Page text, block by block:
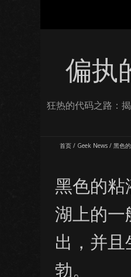
偏执
狂热的代码之路：
首页 / Geek News / 黑色
黑色的粘
湖上的一
出，并且
勃。